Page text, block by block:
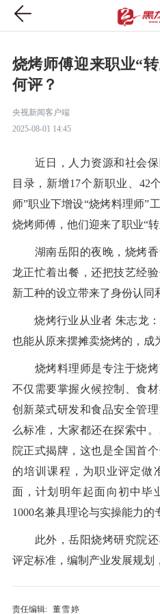
烧烤师傅迎来职业“
何评？
央视新闻客户端
2025-08-01 14:45
近日，人力资源和社会保
目录，新增17个新职业、42
师”职业下增设“烧烤料理师”
烧烤师傅，他们迎来了职业“转
湖南岳阳的夜晚，烧烤香
龙正忙着出餐，还把技艺经
新工种的设立带来了身份认同
烧烤行业从业者 朱志龙：
也能从原来摆摊卖烧烤的，成
烧烤料理师是专注于烧烤
不仅需要掌握火候控制、食
创新菜式研发和食品安全管
么标准，大家都还在探索中
院正式揭牌，这也是全国首
的培训课程，为职业评定做
面，计划明年起面向初中毕
1000名兼具理论与实操能力的
此外，岳阳烧烤研究院还
评定标准，编制产业发展规划
责任编辑: 董雪婷